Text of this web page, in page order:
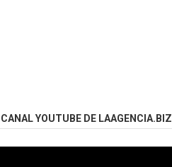
CANAL YOUTUBE DE LAAGENCIA.BIZ